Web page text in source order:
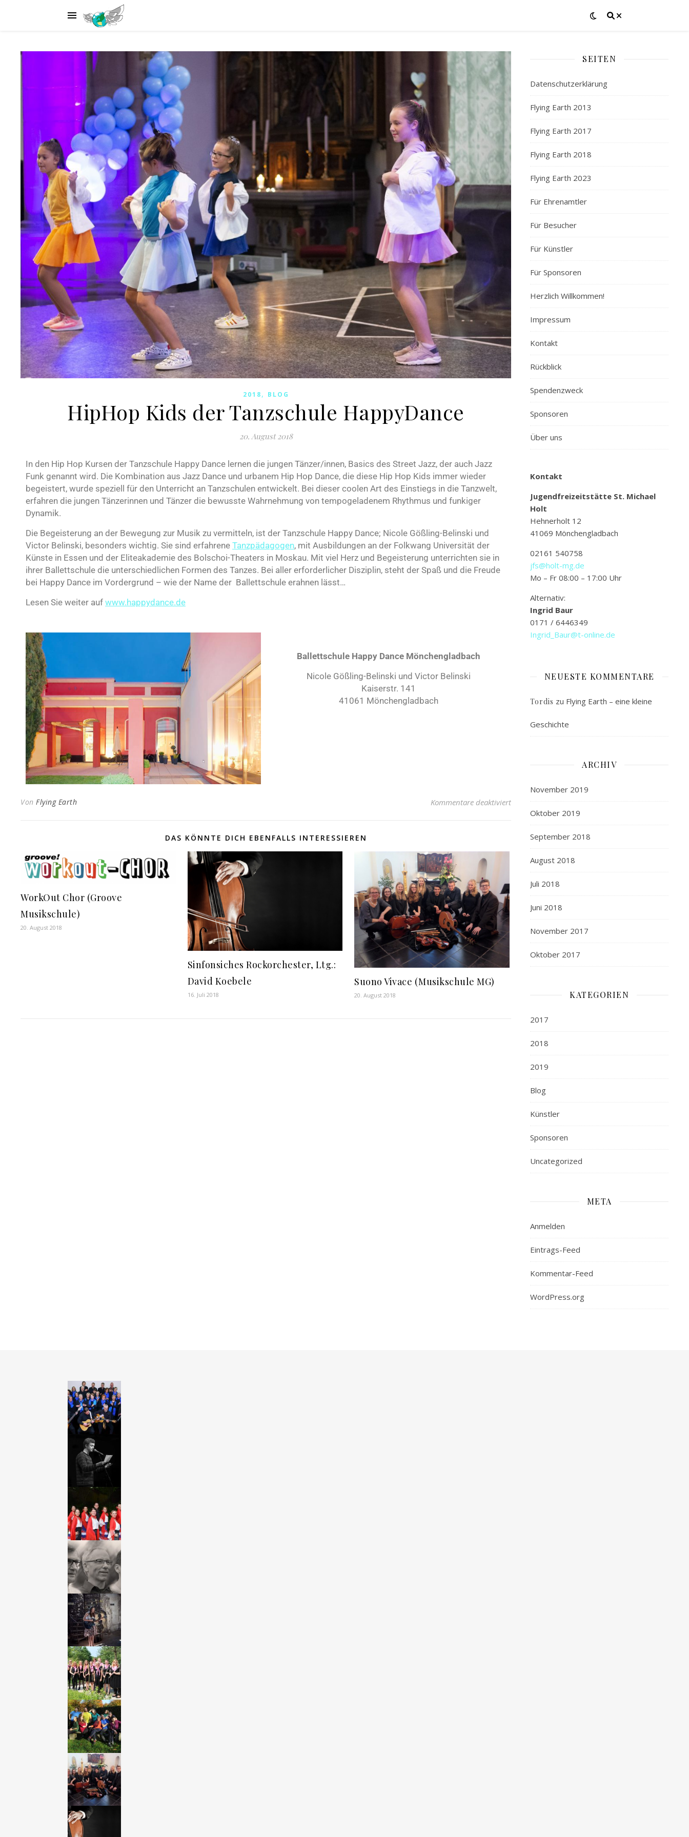
2018, BLOG
HipHop Kids der Tanzschule HappyDance
20. August 2018
In den Hip Hop Kursen der Tanzschule Happy Dance lernen die jungen Tänzer/innen, Basics des Street Jazz, der auch Jazz
Funk genannt wird. Die Kombination aus Jazz Dance und urbanem Hip Hop Dance, die diese Hip Hop Kids immer wieder
begeistert, wurde speziell für den Unterricht an Tanzschulen entwickelt. Bei dieser coolen Art des Einstiegs in die Tanzwelt,
erfahren die jungen Tänzerinnen und Tänzer die bewusste Wahrnehmung von tempogeladenem Rhythmus und funkiger
Dynamik.
Die Begeisterung an der Bewegung zur Musik zu vermitteln, ist der Tanzschule Happy Dance; Nicole Gößling-Belinski und
Victor Belinski, besonders wichtig. Sie sind erfahrene Tanzpädagogen, mit Ausbildungen an der Folkwang Universität der
Künste in Essen und der Eliteakademie des Bolschoi-Theaters in Moskau. Mit viel Herz und Begeisterung unterrichten sie in
ihrer Ballettschule die unterschiedlichen Formen des Tanzes. Bei aller erforderlicher Disziplin, steht der Spaß und die Freude
bei Happy Dance im Vordergrund – wie der Name der Ballettschule erahnen lässt…
Lesen Sie weiter auf www.happydance.de
Ballettschule Happy Dance Mönchengladbach
Nicole Gößling-Belinski und Victor Belinski
Kaiserstr. 141
41061 Mönchengladbach
Von Flying Earth Kommentare deaktiviert
DAS KÖNNTE DICH EBENFALLS INTERESSIEREN
WorkOut Chor (Groove
Musikschule)
20. August 2018
Sinfonsiches Rockorchester, Ltg.:
David Koebele
16. Juli 2018
Suono Vivace (Musikschule MG)
20. August 2018
SEITEN
Datenschutzerklärung
Flying Earth 2013
Flying Earth 2017
Flying Earth 2018
Flying Earth 2023
Für Ehrenamtler
Für Besucher
Für Künstler
Für Sponsoren
Herzlich Willkommen!
Impressum
Kontakt
Rückblick
Spendenzweck
Sponsoren
Über uns
Kontakt
Jugendfreizeitstätte St. Michael
Holt
Hehnerholt 12
41069 Mönchengladbach
02161 540758
jfs@holt-mg.de
Mo – Fr 08:00 – 17:00 Uhr
Alternativ:
Ingrid Baur
0171 / 6446349
Ingrid_Baur@t-online.de
NEUESTE KOMMENTARE
Tordis zu Flying Earth – eine kleine
Geschichte
ARCHIV
November 2019
Oktober 2019
September 2018
August 2018
Juli 2018
Juni 2018
November 2017
Oktober 2017
KATEGORIEN
2017
2018
2019
Blog
Künstler
Sponsoren
Uncategorized
META
Anmelden
Eintrags-Feed
Kommentar-Feed
WordPress.org